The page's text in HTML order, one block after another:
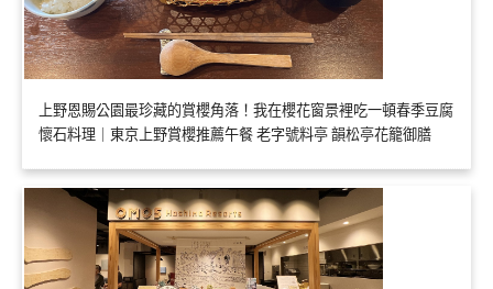
上野恩賜公園最珍藏的賞櫻角落！我在櫻花窗景裡吃一頓春季豆腐
懷石料理｜東京上野賞櫻推薦午餐 老字號料亭 韻松亭花籠御膳